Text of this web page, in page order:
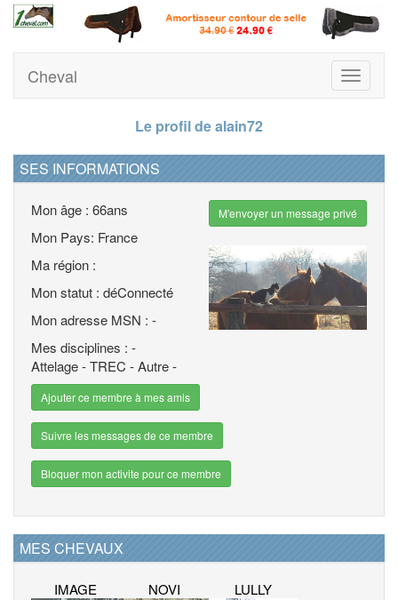
Toggle
Cheval
Le profil de alain72
SES INFORMATIONS
Mon âge : 66ans
Mon Pays: France
Ma région :
Mon statut : déConnecté
Mon adresse MSN : -
Mes disciplines : -
Attelage - TREC - Autre -
Ajouter ce membre à mes amis
Suivre les messages de ce membre
Bloquer mon activite pour ce membre
M'envoyer un message privé
MES CHEVAUX
IMAGE NOVI LULLY